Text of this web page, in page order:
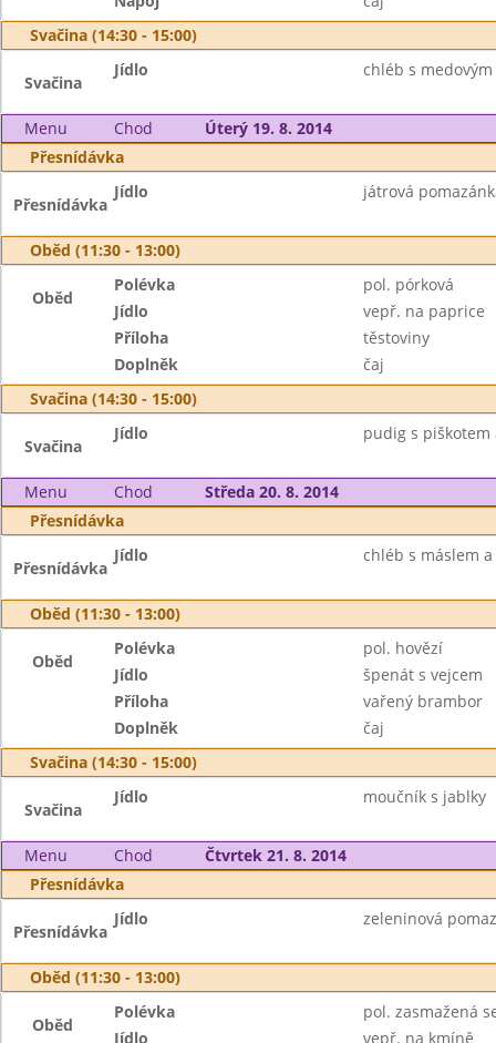
Svačina (14:30 - 15:00)
Svačina
Jídlo chléb s
Menu Chod
Úterý 19. 8. 2014
Přesnídávka
Přesnídávka
Jídlo játrová
Oběd (11:30 - 13:00)
Oběd
Polévka
pol. pórková
Jídlo
vepř. na paprice
Příloha
těstoviny
Doplněk
čaj
Svačina (14:30 - 15:00)
Svačina
Jídlo pudig s piškotem
Menu Chod
Středa 20. 8. 2014
Přesnídávka
Přesnídávka
Jídlo chléb s máslem
Oběd (11:30 - 13:00)
Oběd
Polévka
pol. hovězí
Jídlo
špenát s vejcem
Příloha
vařený brambor
Doplněk
čaj
Svačina (14:30 - 15:00)
Svačina
Jídlo moučník s jablky
Menu Chod
Čtvrtek 21. 8. 2014
Přesnídávka
Přesnídávka
Jídlo zeleninová
Oběd (11:30 - 13:00)
Oběd
Polévka
pol. zasmažená
Jídlo
vepř. na kmíně